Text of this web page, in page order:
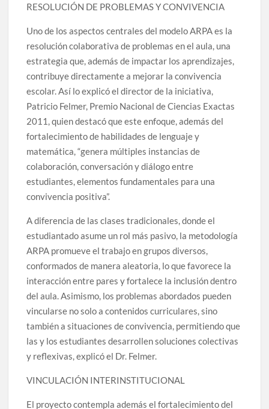
RESOLUCIÓN DE PROBLEMAS Y CONVIVENCIA
Uno de los aspectos centrales del modelo ARPA es la
resolución colaborativa de problemas en el aula, una
estrategia que, además de impactar los aprendizajes,
contribuye directamente a mejorar la convivencia
escolar. Así lo explicó el director de la iniciativa,
Patricio Felmer, Premio Nacional de Ciencias Exactas
2011, quien destacó que este enfoque, además del
fortalecimiento de habilidades de lenguaje y
matemática, “genera múltiples instancias de
colaboración, conversación y diálogo entre
estudiantes, elementos fundamentales para una
convivencia positiva”.
A diferencia de las clases tradicionales, donde el
estudiantado asume un rol más pasivo, la metodología
ARPA promueve el trabajo en grupos diversos,
conformados de manera aleatoria, lo que favorece la
interacción entre pares y fortalece la inclusión dentro
del aula. Asimismo, los problemas abordados pueden
vincularse no solo a contenidos curriculares, sino
también a situaciones de convivencia, permitiendo que
las y los estudiantes desarrollen soluciones colectivas
y reflexivas, explicó el Dr. Felmer.
VINCULACIÓN INTERINSTITUCIONAL
El proyecto contempla además el fortalecimiento del